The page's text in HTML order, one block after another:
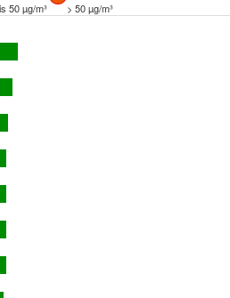
50 µg/m³ > 50 µg/m³